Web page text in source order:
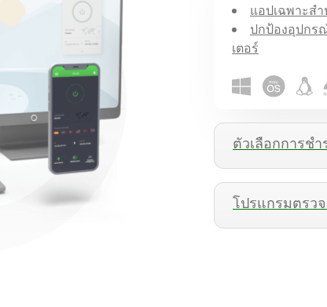
แอปเฉพาะส
ปกป้องอุปกร
เตอร์
ตัวเลือกการช
โปรแกรมตรว